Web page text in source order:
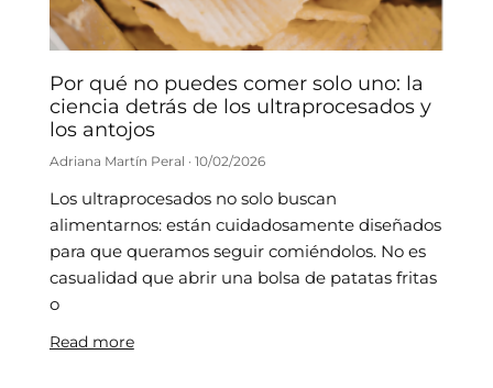
Por qué no puedes comer solo uno: la
ciencia detrás de los ultraprocesados y
los antojos
Adriana Martín Peral 10/02/2026
Los ultraprocesados no solo buscan
alimentarnos: están cuidadosamente diseñados
para que queramos seguir comiéndolos. No es
casualidad que abrir una bolsa de patatas fritas
o
Read more